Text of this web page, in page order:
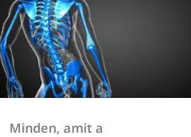
Minden, amit a